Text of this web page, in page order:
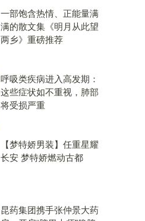
一部饱含热情、正能量满
满的散文集《明月从此望
两乡》重磅推荐
呼吸类疾病进入高发期：
这些症状如不重视，肺部
将受损严重
【梦特娇男装】任重星耀
长安 梦特娇燃动古都
昆药集团携手张仲景大药